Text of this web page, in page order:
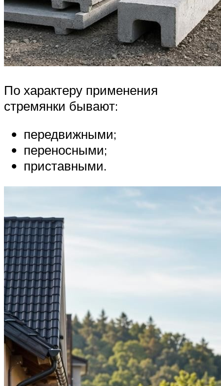
По характеру применения
стремянки бывают:
передвижными;
переносными;
приставными.